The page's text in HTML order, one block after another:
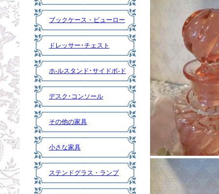
ブックケース・ビューロー
ドレッサー･チェスト
ホ-ルスタンド･サイドボ-ド
デスク･コンソール
その他の家具
小さな家具
ステンドグラス・ランプ